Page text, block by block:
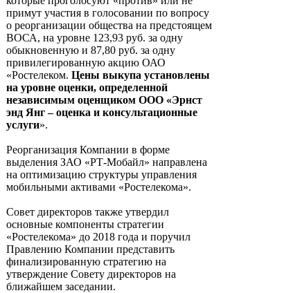
примут участия в голосовании по вопросу
о реорганизации общества на предстоящем
ВОСА, на уровне 123,93 руб. за одну
обыкновенную и 87,80 руб. за одну
привилегированную акцию ОАО
«Ростелеком. Цены выкупа установлены
на уровне оценки, определенной
независимым оценщиком ООО «Эрнст
энд Янг – оценка и консультационные
услуги».
Реорганизация Компании в форме
выделения ЗАО «РТ-Мобайл» направлена
на оптимизацию структуры управления
мобильными активами «Ростелекома».
Совет директоров также утвердил
основные компоненты стратегии
«Ростелекома» до 2018 года и поручил
Правлению Компании представить
финализированную стратегию на
утверждение Совету директоров на
ближайшем заседании.